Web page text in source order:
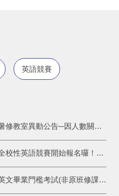
英語競賽
114-3暑修教室異動公告─因人數關係，暑修各班教室更改至M207，請各位同學至M207上課。
115-1全校性英語競賽開始報名囉！請全校學生踴躍報名。報名方式及競賽辦法：請至語言中心網頁首頁-「英語競賽」下拉選單線上報名並閱讀競賽辦法。
114-2英文畢業門檻考試(非原班修課生)結果